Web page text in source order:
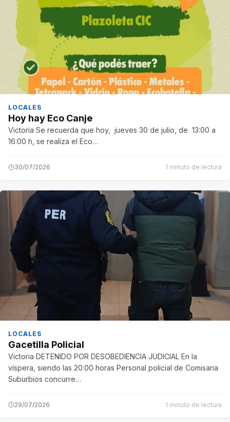
LOCALES
Hoy hay Eco Canje
Victoria Se recuerda que hoy, jueves 30 de julio, de 13:00 a
16:00 h, se realiza el Eco…
30/07/2026 1 minuto de lectura
LOCALES
Gacetilla Policial
Victoria DETENIDO POR DESOBEDIENCIA JUDICIAL En la
víspera, siendo las 20:00 horas Personal policial de Comisaria
Suburbios concurre…
29/07/2026 1 minuto de lectura